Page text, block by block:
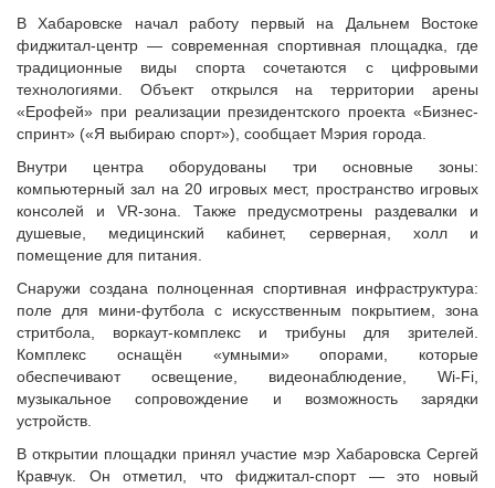
Мнение специалиста
Конкурсы Совета
Семинары Совета
Издания Совета
Вопрос-ответ
ОКМО
Информационный бюллетень МСУ
НАСЕЛЕНИЕ И МСУ
Лучшие практики ТОС
Исполнительная дирекция
Ревизионная комиссия
Палаты Совета
Комитеты Совета
Правление Совета
Обработка персональных данных
Партнеры Совета
Полезные ссылки
Контактная информация
НОВОСТИ
СМИ о нас
МЕТОДИЧЕСКИЙ РАЗДЕЛ
Опыт регионов
Методические материалы
В Хабаровске начал работу первый на Дальнем Востоке
фиджитал-центр — современная спортивная площадка, где
традиционные виды спорта сочетаются с цифровыми
технологиями. Объект открылся на территории арены
«Ерофей» при реализации президентского проекта «Бизнес-
спринт» («Я выбираю спорт»), сообщает Мэрия города.
Внутри центра оборудованы три основные зоны:
компьютерный зал на 20 игровых мест, пространство игровых
консолей и VR-зона. Также предусмотрены раздевалки и
душевые, медицинский кабинет, серверная, холл и
помещение для питания.
Снаружи создана полноценная спортивная инфраструктура:
поле для мини-футбола с искусственным покрытием, зона
стритбола, воркаут-комплекс и трибуны для зрителей.
Комплекс оснащён «умными» опорами, которые
обеспечивают освещение, видеонаблюдение, Wi-Fi,
музыкальное сопровождение и возможность зарядки
устройств.
В открытии площадки принял участие мэр Хабаровска Сергей
Кравчук. Он отметил, что фиджитал-спорт — это новый